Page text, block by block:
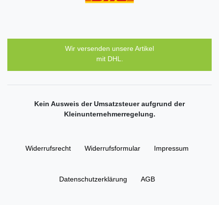
Wir versenden unsere Artikel
mit DHL.
Kein Ausweis der Umsatzsteuer aufgrund der
Kleinunternehmerregelung.
Widerrufs­recht Widerrufs­formular Impressum
Daten­schutz­erklärung AGB